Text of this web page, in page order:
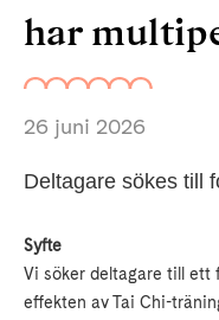
har
26 juni 2026
Deltagare sökes till
Syfte
Vi söker deltagare till ett
effekten av Tai Chi-